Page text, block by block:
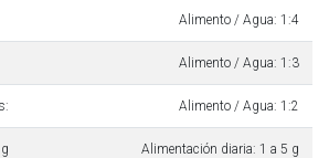
Alimento / Agua: 1:4
Alimento / Agua: 1:3
Alimento / Agua: 1:2
Alimentación diaria: 1 a 5 g